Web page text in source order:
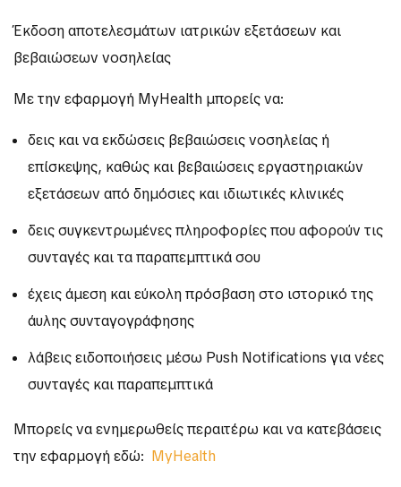
Έκδοση αποτελεσμάτων ιατρικών εξετάσεων και
βεβαιώσεων νοσηλείας
Με την εφαρμογή MyHealth μπορείς να:
δεις και να εκδώσεις βεβαιώσεις νοσηλείας ή
επίσκεψης, καθώς και βεβαιώσεις εργαστηριακών
εξετάσεων από δημόσιες και ιδιωτικές κλινικές
δεις συγκεντρωμένες πληροφορίες που αφορούν τις
συνταγές και τα παραπεμπτικά σου
έχεις άμεση και εύκολη πρόσβαση στο ιστορικό της
άυλης συνταγογράφησης
λάβεις ειδοποιήσεις μέσω Push Notifications για νέες
συνταγές και παραπεμπτικά
Μπορείς να ενημερωθείς περαιτέρω και να κατεβάσεις
την εφαρμογή εδώ: MyHealth